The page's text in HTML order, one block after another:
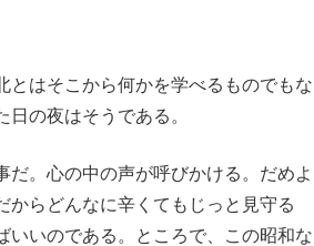
はそこから何かを学べるものでもな
の夜はそうである。
。心の中の声が呼びかける。だめよ
からどんなに辛くてもじっと見守る
いいのである。ところで、この昭和な